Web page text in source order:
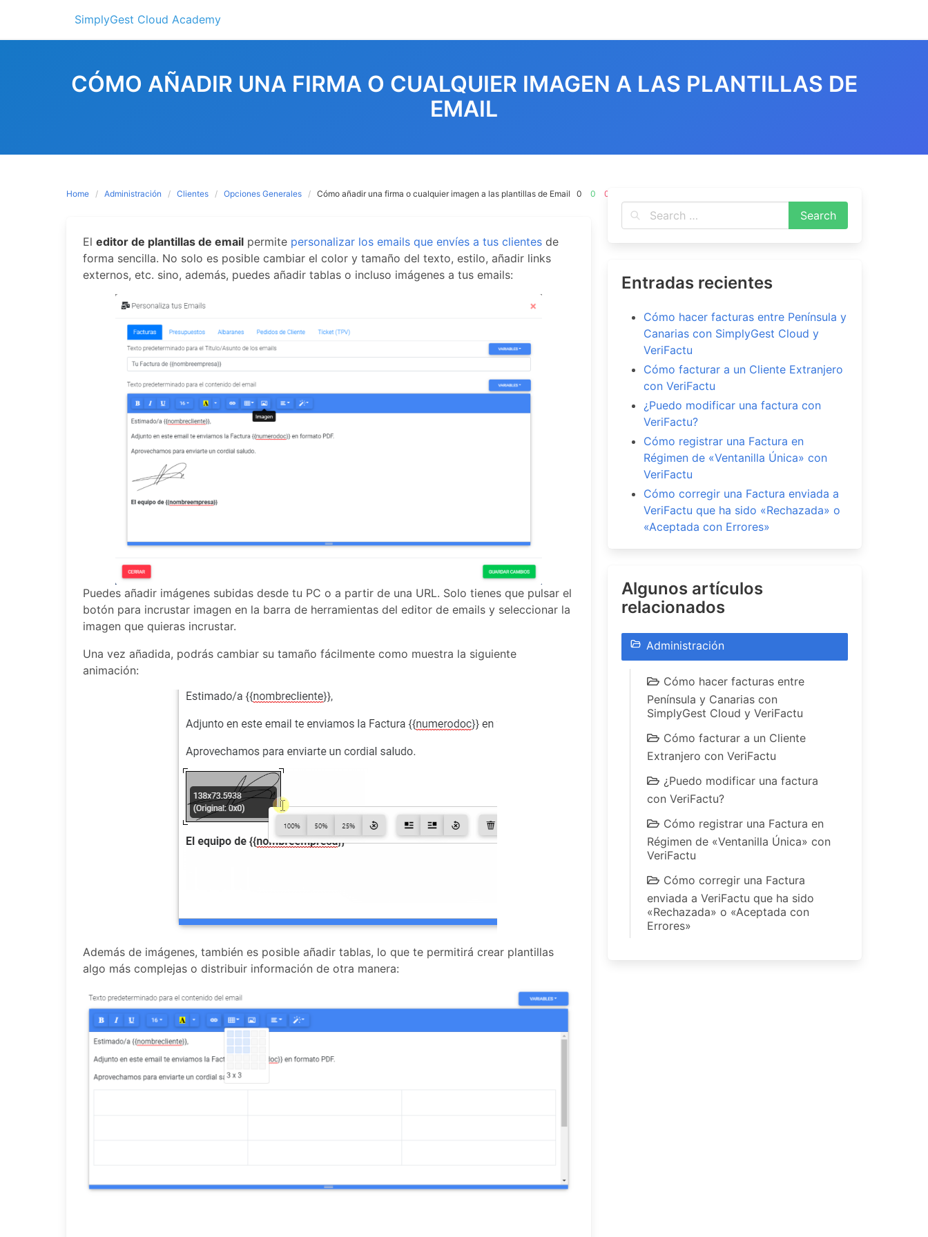
content
SimplyGest Cloud Academy
CÓMO AÑADIR UNA FIRMA O CUALQUIER IMAGEN A LAS PLANTILLAS DE
EMAIL
Home Administración Clientes Opciones Generales Cómo añadir una firma o cualquier imagen a las plantillas de Email 0 0 0
El editor de plantillas de email permite personalizar los emails que envíes a tus clientes de
forma sencilla. No solo es posible cambiar el color y tamaño del texto, estilo, añadir links
externos, etc. sino, además, puedes añadir tablas o incluso imágenes a tus emails:
Puedes añadir imágenes subidas desde tu PC o a partir de una URL. Solo tienes que pulsar el
botón para incrustar imagen en la barra de herramientas del editor de emails y seleccionar la
imagen que quieras incrustar.
Una vez añadida, podrás cambiar su tamaño fácilmente como muestra la siguiente
animación:
Además de imágenes, también es posible añadir tablas, lo que te permitirá crear plantillas
algo más complejas o distribuir información de otra manera:
Entradas recientes
Cómo hacer facturas entre Península y
Canarias con SimplyGest Cloud y
VeriFactu
Cómo facturar a un Cliente Extranjero
con VeriFactu
¿Puedo modificar una factura con
VeriFactu?
Cómo registrar una Factura en
Régimen de «Ventanilla Única» con
VeriFactu
Cómo corregir una Factura enviada a
VeriFactu que ha sido «Rechazada» o
«Aceptada con Errores»
Algunos artículos
relacionados
Administración
Cómo hacer facturas entre
Península y Canarias con
SimplyGest Cloud y VeriFactu
Cómo facturar a un Cliente
Extranjero con VeriFactu
¿Puedo modificar una factura
con VeriFactu?
Cómo registrar una Factura en
Régimen de «Ventanilla Única» con
VeriFactu
Cómo corregir una Factura
enviada a VeriFactu que ha sido
«Rechazada» o «Aceptada con
Errores»